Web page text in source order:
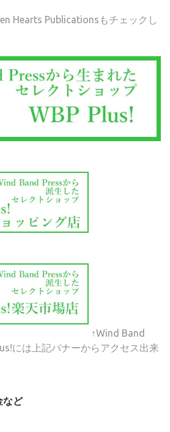
Hearts Publicationsもチェックし
↑Wind Band
には上記バナーからアクセス出来
など